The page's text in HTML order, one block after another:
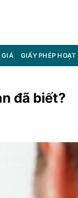
GIÁ GIẤY PHÉP
đã biết?